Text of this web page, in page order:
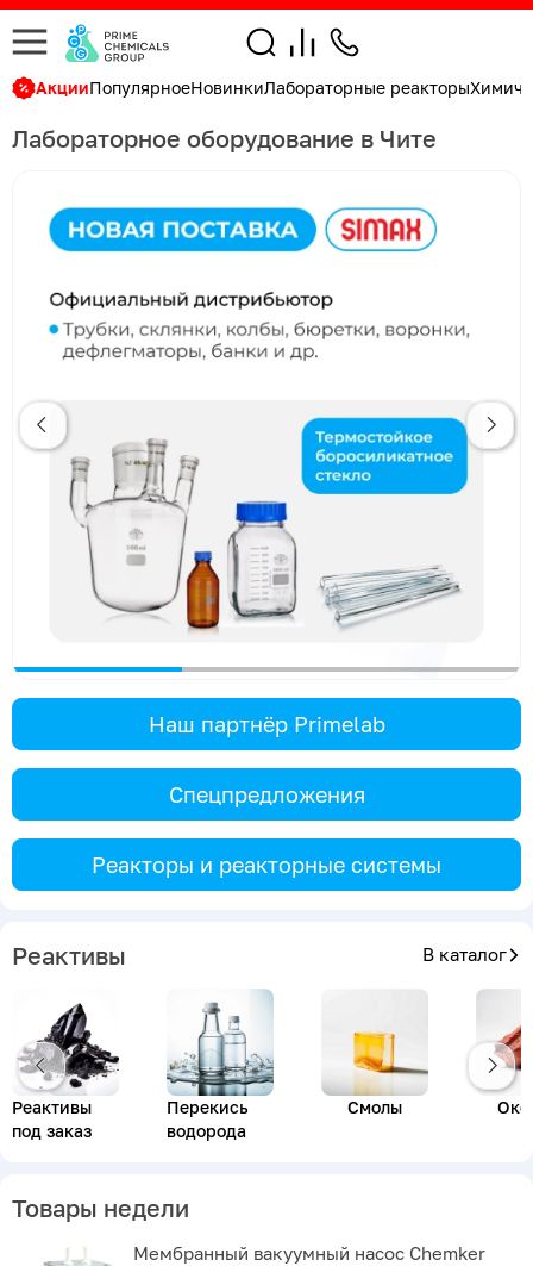
АкцииПопулярноеНовинкиЛабораторные реакторы
Лабораторное оборудование в Чите
Наш партнёр Primelab
Спецпредложения
Реакторы и реакторные системы
Реактивы В каталог
Реактивы
под заказ
Перекись
водорода
Смолы
Товары недели
Мембранный вакуумный насос Chemker